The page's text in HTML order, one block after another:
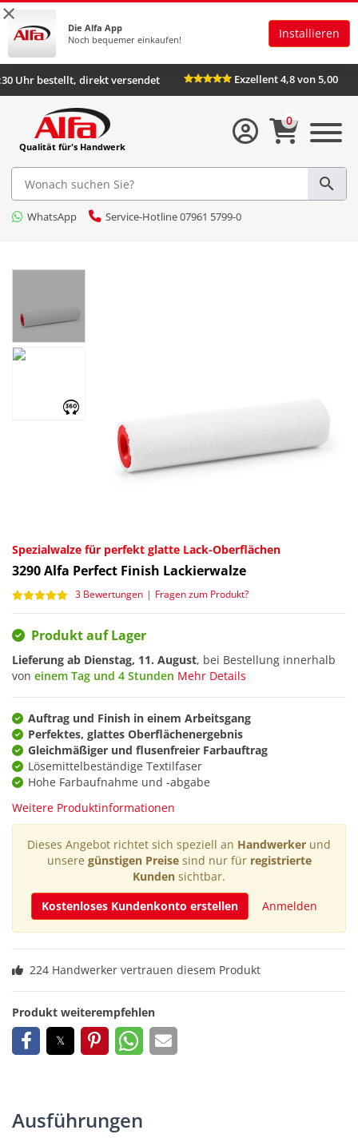
×
Die Alfa App
Noch bequemer einkaufen!
Installieren
Uhr bestellt, direkt versendet Exzellent 4,8 von 5,00
Qualität für's Handwerk
WhatsApp Service-Hotline 07961 5799-0
0
Spezialwalze für perfekt glatte Lack-Oberflächen
3290Alfa Perfect Finish Lackierwalze
3 Bewertungen | Fragen zum Produkt?
Produkt auf Lager
Lieferung ab Dienstag, 11. August, bei Bestellung innerhalb
von einem Tag und 4 Stunden Mehr Details
Auftrag und Finish in einem Arbeitsgang
Perfektes, glattes Oberflächenergebnis
Gleichmäßiger und flusenfreier Farbauftrag
Lösemittelbeständige Textilfaser
Hohe Farbaufnahme und -abgabe
Weitere Produktinformationen
Dieses Angebot richtet sich speziell an Handwerker und
unsere günstigen Preisesind nur für registrierte
Kunden sichtbar.
Kostenloses Kundenkonto erstellen
Anmelden
224 Handwerker vertrauen diesem Produkt
Produkt weiterempfehlen
Ausführungen